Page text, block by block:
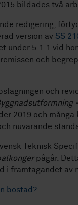
bildades två
redigering,
version av SS
under 5.1.1 vid
och
och
2019 och
nuvarande
Teknisk
pågår.
i framtagandet av
bostad?